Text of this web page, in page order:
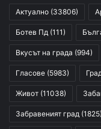
Актуално (33806)
Ботев Пд (111)
Вкусът на града (994)
Гласове (5983)
Живот (11038)
Забравеният град (1825)